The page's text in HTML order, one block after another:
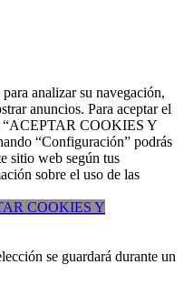
analizar su navegación,
anuncios. Para aceptar el
“ACEPTAR COOKIES Y
“Configuración” podrás
sitio web según tus
sobre el uso de las
COOKIES Y
se guardará durante un